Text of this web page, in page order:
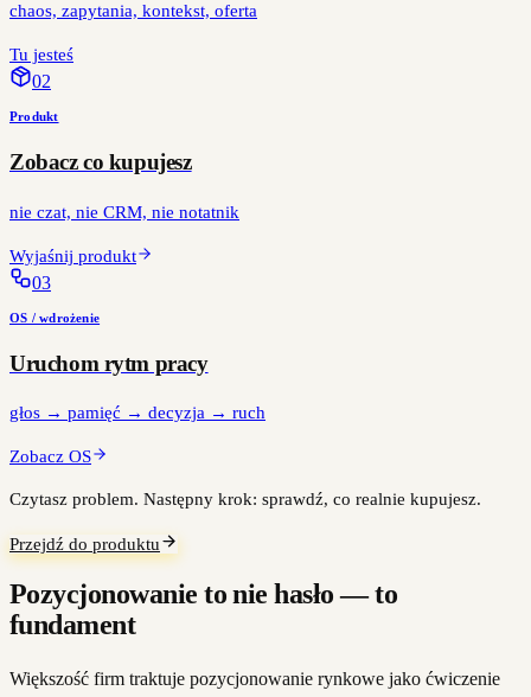
chaos, zapytania, kontekst, oferta
Tu jesteś
02
Produkt
Zobacz co kupujesz
nie czat, nie CRM, nie notatnik
Wyjaśnij produkt
03
OS / wdrożenie
Uruchom rytm pracy
głos → pamięć → decyzja → ruch
Zobacz OS
Czytasz problem. Następny krok: sprawdź, co realnie kupujesz.
Przejdź do produktu
Pozycjonowanie to nie hasło — to
fundament
Większość firm traktuje pozycjonowanie rynkowe jako ćwiczenie